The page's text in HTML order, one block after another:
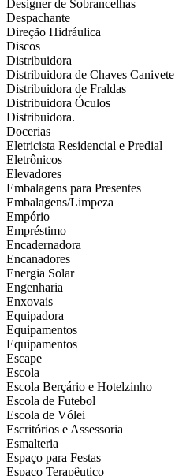
Designer de Sobrancelhas
Despachante
Direção Hidráulica
Discos
Distribuidora
Distribuidora de Chaves Canivete
Distribuidora de Fraldas
Distribuidora Óculos
Distribuidora.
Docerias
Eletricista Residencial e Predial
Eletrônicos
Elevadores
Embalagens para Presentes
Embalagens/Limpeza
Empório
Empréstimo
Encadernadora
Encanadores
Energia Solar
Engenharia
Enxovais
Equipadora
Equipamentos
Equipamentos
Escape
Escola
Escola Berçário e Hotelzinho
Escola de Futebol
Escola de Vólei
Escritórios e Assessoria
Esmalteria
Espaço para Festas
Espaço Terapêutico